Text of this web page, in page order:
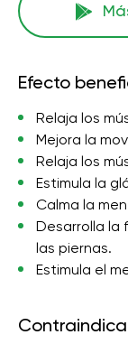
Efecto
Relaja los
Mejora la
Relaja los
Estimula la
Calma la
Desarrolla la
las piernas.
Estimula el